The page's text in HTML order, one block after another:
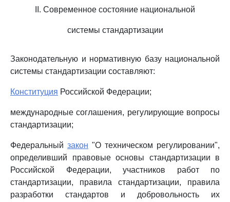
II. Современное состояние национальной
системы стандартизации
Законодательную и нормативную базу национальной
системы стандартизации составляют:
Конституция Российской Федерации;
международные соглашения, регулирующие вопросы
стандартизации;
Федеральный закон "О техническом регулировании",
определивший правовые основы стандартизации в
Российской Федерации, участников работ по
стандартизации, правила стандартизации, правила
разработки стандартов и добровольность их